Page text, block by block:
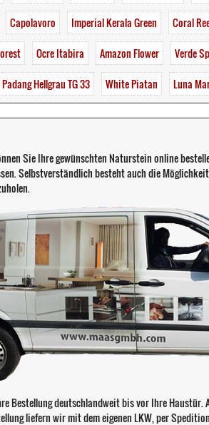
Capolavoro Imperial Kerala Green Coral
Ocre Itabira Amazon Flower Verde
Padang Hellgrau TG 33 White Piatan Luna
Sie Ihre gewünschten Naturstein online
Selbstverständlich besteht auch die
Bestellung deutschlandweit bis vor Ihre Haustür.
liefern wir mit dem eigenen LKW, per